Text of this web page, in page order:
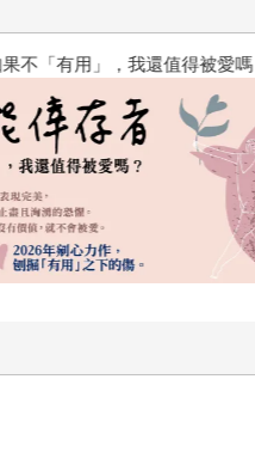
存者：如果不「有用」，我還